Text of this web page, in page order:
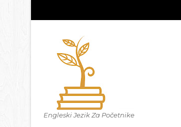
Engleski Jezik Za Početnike